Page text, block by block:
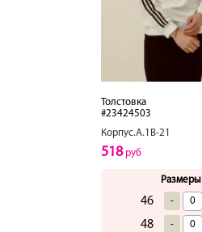
Толстовка
#23424503
Корпус.А.1В-21
518руб
Размеры
46 -
48 -